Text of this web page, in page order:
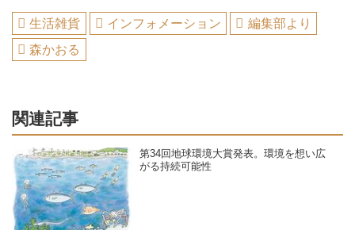
生活雑貨 インフォメーション
編集部より
森かおる
関連記事
第34回地球環境大賞発表。環境を想い広
がる持続可能性